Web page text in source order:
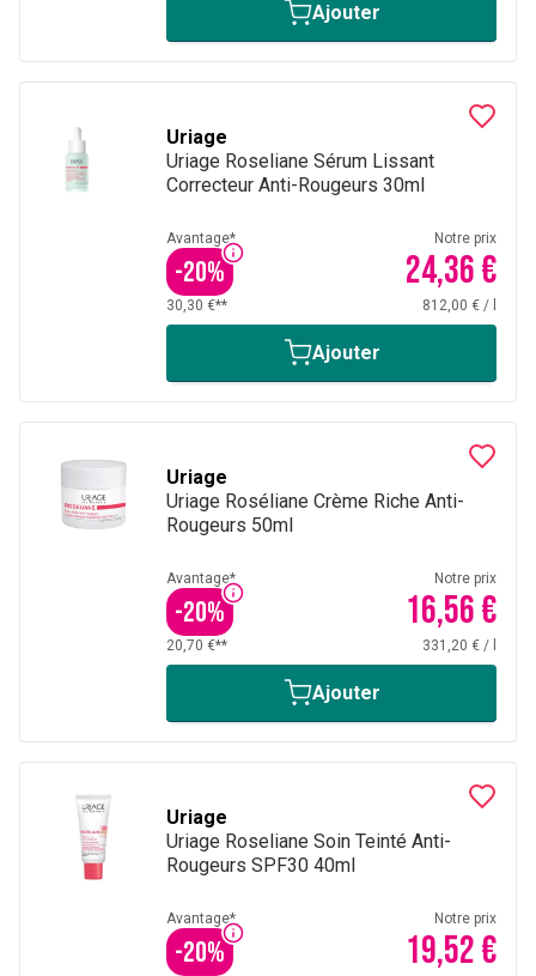
Ajouter
Uriage
Uriage Roseliane Sérum Lissant
Correcteur Anti-Rougeurs 30ml
Avantage*
-20%
Notre prix
24,36 €
30,30 €** 812,00 € /
Ajouter
Uriage
Uriage Roséliane Crème Riche Anti-
Rougeurs 50ml
Avantage*
-20%
Notre prix
16,56 €
20,70 €** 331,20 € /
Ajouter
Uriage
Uriage Roseliane Soin Teinté Anti-
Rougeurs SPF30 40ml
Avantage*
-20%
Notre prix
19,52 €